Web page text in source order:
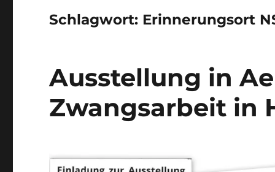
Schlagwort: Erinnerungsort
Ausstellung in
Zwangsarbeit in